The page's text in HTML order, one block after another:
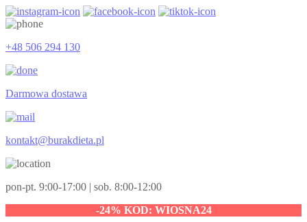
+48 506 294 130
Darmowa dostawa
kontakt@burakdieta.pl
pon-pt. 9:00-17:00 | sob. 8:00-12:00
-24% KOD: WIOSNA24